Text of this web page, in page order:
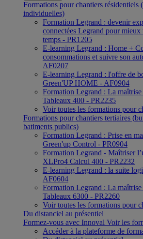
Formations pour chantiers résidentiels
individuelles)
Formation Legrand : devenir
connectées Legrand pour mieux
temps - PR1205
E-learning Legrand : Home +
consommations et suivre son
AF0207
E-learning Legrand : l'offre de
Green'UP HOME - AF0904
Formation Legrand : La
Tableaux 400 - PR2235
Voir toutes les formations pour
Formations pour chantiers tertiaires
batiments publics)
Formation Legrand : Prise en
Green'up Control - PR0904
Formation Legrand - Maîtriser
XLPro4 Calcul 400 - PR2232
E-learning Legrand : la suite
AF0604
Formation Legrand : La
Tableaux 6300 - PR2260
Voir toutes les formations pour
Du distanciel au présentiel
Formez-vous avec Innoval Voir les
Accéder à la plateforme de